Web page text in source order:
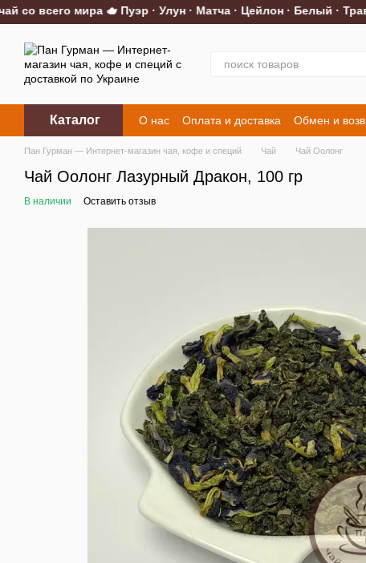
Перейти к основному контенту
всего мира 🫖 Пуэр · Улун · Матча · Цейлон · Белый ·
Каталог О нас Оплата и доставка Обмен и
Контакты
Пан Гурман — Интернет-магазин чая, кофе и специй Чай Чай Оолонг
Чай Оолонг Лазурный Дракон, 100 гр
В наличии Оставить отзыв